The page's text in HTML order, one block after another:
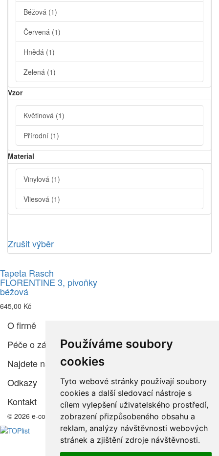
Používáme soubory
cookies
Tyto webové stránky používají soubory
cookies a další sledovací nástroje s
cílem vylepšení uživatelského prostředí,
zobrazení přizpůsobeného obsahu a
reklam, analýzy návštěvnosti webových
stránek a zjištění zdroje návštěvnosti.
Béžová (1)
Červená (1)
Hnědá (1)
Zelená (1)
Vzor
Květinová (1)
Přírodní (1)
Material
Vinylová (1)
Vliesová (1)
Zrušit výběr
Tapeta Rasch
FLORENTINE 3, pivoňky
béžová
645,00 Kč
O firmě
Péče o zákazníka
Najdete nás
Odkazy
Kontakt
© 2026 e-color.cz